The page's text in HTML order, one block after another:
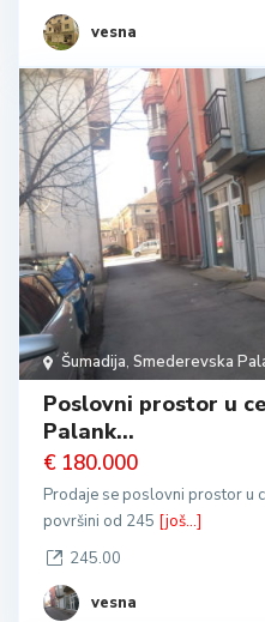
vesna
Šumadija, Smederevska
Poslovni prostor u
Palank...
€ 180.000
Prodaje se poslovni prostor u
površini od 245 [još...]
245.00
vesna